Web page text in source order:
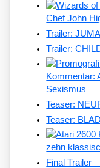
Chef John
Trailer:
Trailer:
Kommentar:
Sexismus
Teaser:
Teaser:
zehn
Final Trailer